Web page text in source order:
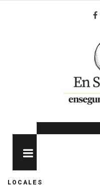
LOCALES